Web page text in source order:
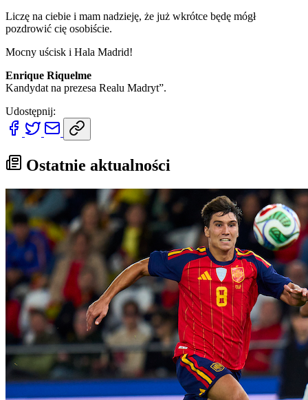
Liczę na ciebie i mam nadzieję, że już wkrótce będę mógł
pozdrowić cię osobiście.
Mocny uścisk i Hala Madrid!
Enrique Riquelme
Kandydat na prezesa Realu Madryt”.
Udostępnij:
Ostatnie aktualności